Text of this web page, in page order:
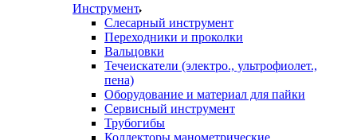
Инструмент
Слесарный инструмент
Переходники и проколки
Вальцовки
Течеискатели (электро., ультрофиолет.,
пена)
Оборудование и материал для пайки
Сервисный инструмент
Трубогибы
Коллекторы манометрические